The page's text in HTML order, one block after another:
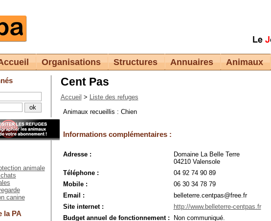
Organisations Structures Annuaires Animaux
animale
canine
la PA
Cent Pas
Accueil > Liste des refuges
Animaux recueillis : Chien
Informations complémentaires :
Adresse :
Domaine La Belle Terre
04210 Valensole
Téléphone :
04 92 74 90 89
Mobile :
06 30 34 78 79
Email :
belleterre.centpas@free.fr
Site internet :
http://www.belleterre-centpas.fr
Budget annuel de fonctionnement :
Non communiqué.